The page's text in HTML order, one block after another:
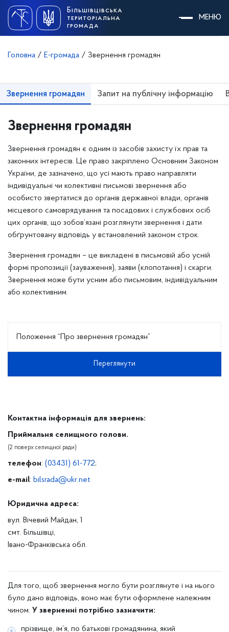
content
Більшівцівська
територіальна
громада
МЕНЮ
Головна / Е-громада / Звернення громадян
Звернення громадян Запит на публічну інформацію
Звернення громадян
Звернення громадян є одним із засобів захисту їх прав та
законних інтересів. Це право закріплено Основним Законом
України, де зазначено, що усі мають право направляти
індивідуальні чи колективні письмові звернення або
особисто звертатися до органів державної влади, органів
місцевого самоврядування та посадових і службових осіб
цих органів, що зобов’язані розглянути звернення і дати
обґрунтовану відповідь у встановлений законом строк.
Звернення громадян – це викладені в письмовій або усній
формі пропозиції (зауваження), заяви (клопотання) і скарги.
Звернення може бути усним або письмовим, індивідуальним
або колективним.
Положення “Про звернення громадян”
Переглянути
Контактна інформація для звернень:
Приймальня селищного голови.
(2 поверх селищної ради)
телефон: (03431) 61-772;
e-mail: bilsrada@ukr.net
Юридична адреса:
вул. Вічевий Майдан, 1
смт. Більшівці,
Івано-Франківська обл.
Для того, щоб звернення могло бути розглянуте і на нього
було дано відповідь, воно має бути оформлене належним
чином. У зверненні потрібно зазначити:
прізвище, ім’я, по батькові громадянина, який